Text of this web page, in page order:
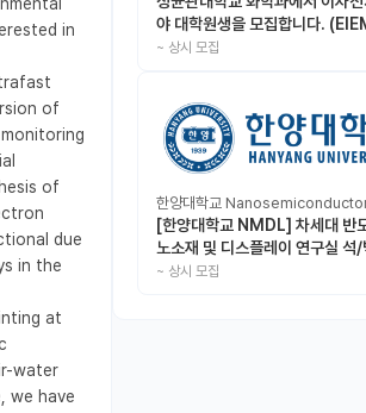
야 대학원생을 모집합니다.
Lab)
~ 상시 모집
[한양대학교 NMDL] 차세대 반
노소재 및 디스플레이 연구실 석/
인턴 모집
~ 상시 모집
in
of
of
due
in the
at
water
we have